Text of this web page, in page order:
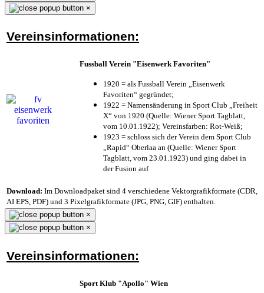
×
Vereinsinformationen:
Fussball Verein "Eisenwerk Favoriten"
1920 = als Fussball Verein „Eisenwerk
Favoriten“ gegründet;
1922 = Namensänderung in Sport Club „Freiheit
X“ von 1920 (Quelle: Wiener Sport Tagblatt,
vom 10.01.1922); Vereinsfarben: Rot-Weiß;
1923 = schloss sich der Verein dem Sport Club
„Rapid“ Oberlaa an (Quelle: Wiener Sport
Tagblatt, vom 23.01.1923) und ging dabei in
der Fusion auf
Download: Im Downloadpaket sind 4 verschiedene Vektorgrafikformate (CDR,
AI EPS, PDF) und 3 Pixelgrafikformate (JPG, PNG, GIF) enthalten.
×
×
Vereinsinformationen:
Sport Klub "Apollo" Wien